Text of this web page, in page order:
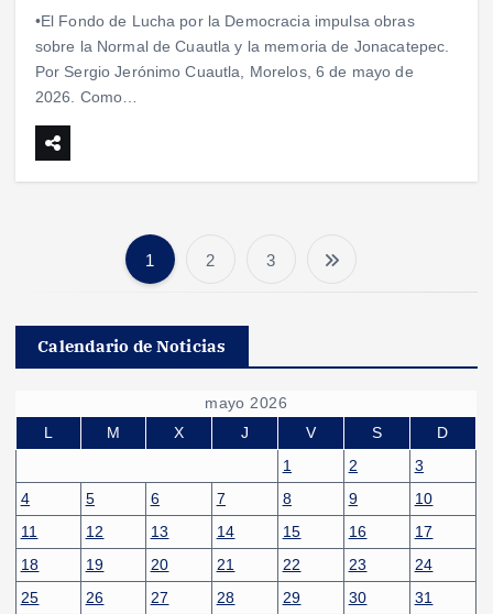
•El Fondo de Lucha por la Democracia impulsa obras
sobre la Normal de Cuautla y la memoria de Jonacatepec.
Por Sergio Jerónimo Cuautla, Morelos, 6 de mayo de
2026. Como…
a
g
i
a
1 2 3
Calendario de Noticias
mayo 2026
L
M X J V S
D
1
2
3
4
5 6 7 8 9
10
11
12 13 14 15 16
17
18
19 20 21 22 23
24
25
26 27 28 29 30 31